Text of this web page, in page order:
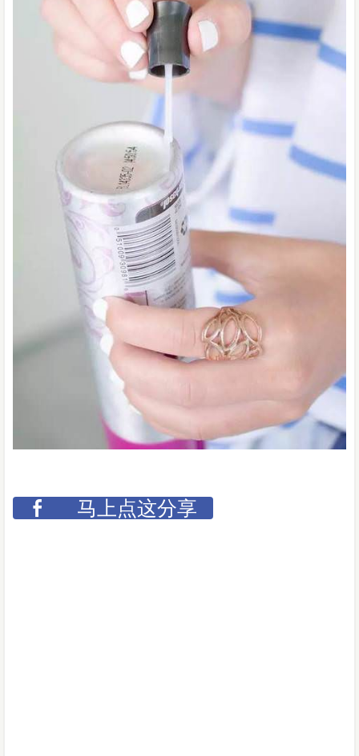
马上点这分享